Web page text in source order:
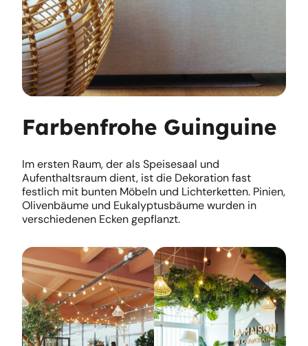
Farbenfrohe Guinguine
Im ersten Raum, der als Speisesaal und
Aufenthaltsraum dient, ist die Dekoration fast
festlich mit bunten Möbeln und Lichterketten. Pinien,
Olivenbäume und Eukalyptusbäume wurden in
verschiedenen Ecken gepflanzt.